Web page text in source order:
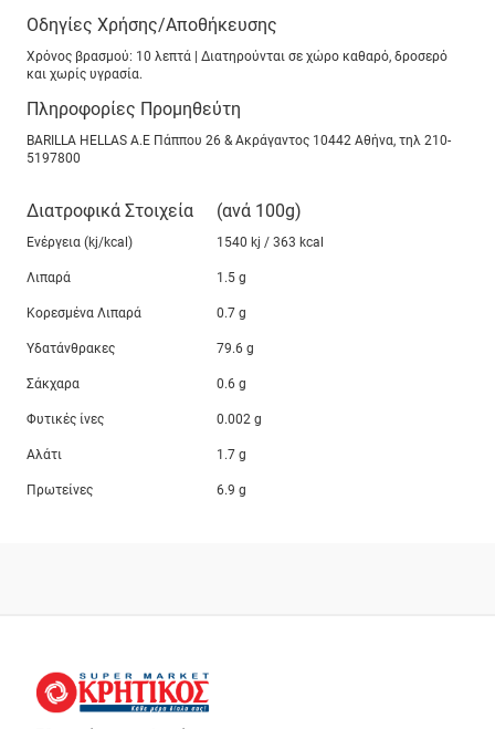
Οδηγίες Χρήσης/Αποθήκευσης
Χρόνος βρασμού: 10 λεπτά | ∆ιατηρούνται σε χώρο καθαρό, δροσερό
και χωρίς υγρασία.
Πληροφορίες Προμηθεύτη
BARILLA HELLAS A.E Πάππου 26 & Ακράγαντος 10442 Αθήνα, τηλ 210-
5197800
Διατροφικά Στοιχεία (ανά 100g)
Ενέργεια (kj/kcal) 1540 kj / 363 kcal
Λιπαρά 1.5 g
Κορεσμένα Λιπαρά 0.7 g
Υδατάνθρακες 79.6 g
Σάκχαρα 0.6 g
Φυτικές ίνες 0.002 g
Αλάτι 1.7 g
Πρωτείνες 6.9 g